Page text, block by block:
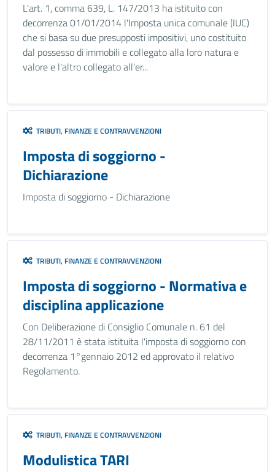
L'art. 1, comma 639, L. 147/2013 ha istituito con
decorrenza 01/01/2014 l'Imposta unica comunale (IUC)
che si basa su due presupposti impositivi, uno costituito
dal possesso di immobili e collegato alla loro natura e
valore e l'altro collegato all'er...
TRIBUTI, FINANZE E CONTRAVVENZIONI
Imposta di soggiorno -
Dichiarazione
Imposta di soggiorno - Dichiarazione
TRIBUTI, FINANZE E CONTRAVVENZIONI
Imposta di soggiorno - Normativa e
disciplina applicazione
Con Deliberazione di Consiglio Comunale n. 61 del
28/11/2011 è stata istituita l'imposta di soggiorno con
decorrenza 1°gennaio 2012 ed approvato il relativo
Regolamento.
TRIBUTI, FINANZE E CONTRAVVENZIONI
Modulistica TARI